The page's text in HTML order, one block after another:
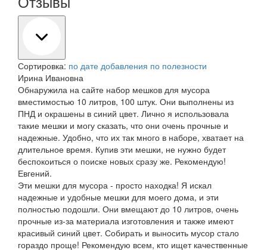
Сортировка: по дате добавления по полезности
Ирина Ивановна
Обнаружила на сайте набор мешков для мусора
вместимостью 10 литров, 100 штук. Они выполнены из
ПНД и окрашены в синий цвет. Лично я использовала
такие мешки и могу сказать, что они очень прочные и
надежные. Удобно, что их так много в наборе, хватает на
длительное время. Купив эти мешки, не нужно будет
беспокоиться о поиске новых сразу же. Рекомендую!
Евгений.
Эти мешки для мусора - просто находка! Я искал
надежные и удобные мешки для моего дома, и эти
полностью подошли. Они вмещают до 10 литров, очень
прочные из-за материала изготовления и также имеют
красивый синий цвет. Собирать и выносить мусор стало
гораздо проще! Рекомендую всем, кто ищет качественные